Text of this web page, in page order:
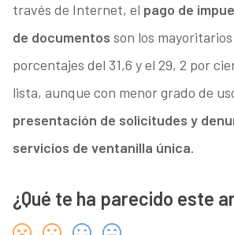
través de Internet, el pago de
de documentos son los
porcentajes del 31,6 y el 29, 2 por
lista, aunque con menor grado de
presentación de solicitudes y
servicios de ventanilla única.
¿Qué te ha parecido este